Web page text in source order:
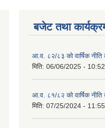
बजेट तथा
आ.व. ८२/८३ को वार्षिक
मिति: 06/06/2025 - 10:52
आ.व. ८१/८२ को वार्षिक
मिति: 07/25/2024 - 11:55